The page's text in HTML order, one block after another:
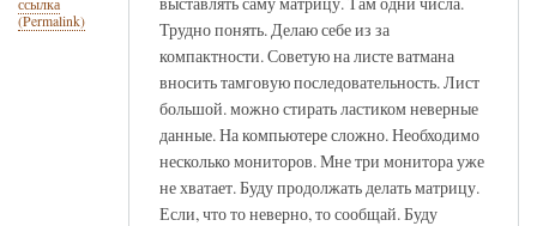
ссылка
(Permalink)
Трудно понять. Делаю себе из за
компактности. Советую на листе ватмана
вносить тамговую последовательность. Лист
большой. можно стирать ластиком неверные
данные. На компьютере сложно. Необходимо
несколько мониторов. Мне три монитора уже
не хватает. Буду продолжать делать матрицу.
Если, что то неверно, то сообщай. Буду